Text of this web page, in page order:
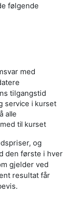
følgende
med
tilgangstid
service i kurset
alle
til kurset
og
den første i hver
gjelder ved
resultat får